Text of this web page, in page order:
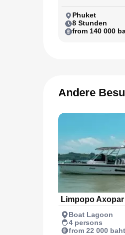
Phuket
8 Stunden
from 140 000
Andere
Limpopo Axopar
Boat Lagoon
4 persons
from 22 000 baht